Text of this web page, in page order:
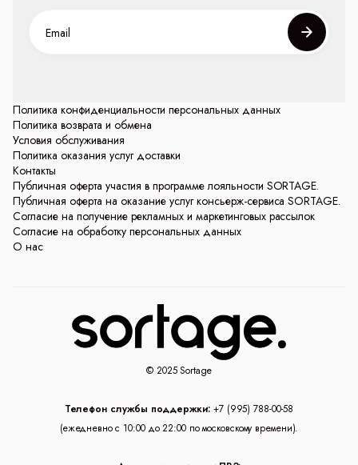
Политика конфиденциальности персональных данных
Политика возврата и обмена
Условия обслуживания
Политика оказания услуг доставки
Контакты
Публичная оферта участия в программе лояльности SORTAGE.
Публичная оферта на оказание услуг консьерж-сервиса SORTAGE.
Согласие на получение рекламных и маркетинговых рассылок
Согласие на обработку персональных данных
О нас
© 2025 Sortage
Телефон службы поддержки: +7 (995) 788-00-58
(ежедневно с 10:00 до 22:00 по московскому времени).